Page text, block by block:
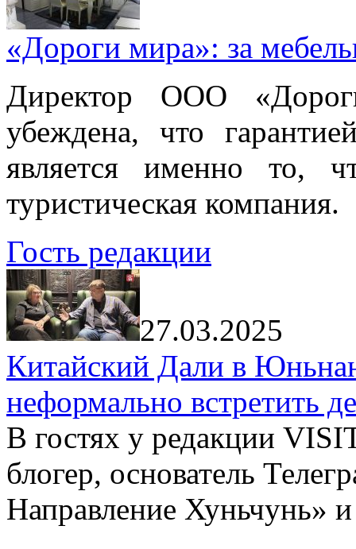
«Дороги мира»: за
Директор ООО
убеждена, что
является именно то,
туристическая компания.
Гость редакции
27.03.2025
Китайский Дали в
неформально встретить
В гостях у редакции
блогер, основатель
Направление Хуньчунь»